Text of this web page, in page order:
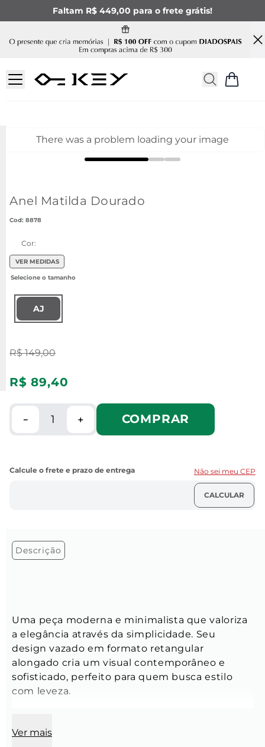
Faltam R$ 449,00 para o frete grátis!
There was a problem loading your image
Anel Matilda Dourado
: 8878
Cor:
VER MEDIDAS
AJ
R$ 149,00
R$ 89,40
＋
－ COMPRAR
Não sei meu CEP
Descrição
Uma peça moderna e minimalista que valoriza
a elegância através da simplicidade. Seu
design vazado em formato retangular
alongado cria um visual contemporâneo e
sofisticado, perfeito para quem busca estilo
com leveza.
Ver mais